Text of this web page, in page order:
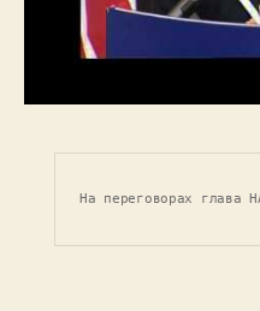
На переговорах глава